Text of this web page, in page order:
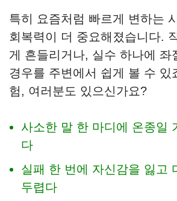
특히 요즘처럼 빠르게 변하는
회복력이 더 중요해졌습니다.
게 흔들리거나, 실수 하나에 좌
경우를 주변에서 쉽게 볼 수 있
험, 여러분도 있으신가요?
사소한 말 한 마디에 온종일
다
실패 한 번에 자신감을 잃고
두렵다